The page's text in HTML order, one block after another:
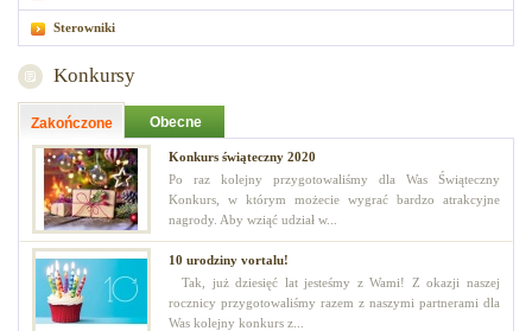
Sterowniki
Konkursy
Zakończone Obecne
Konkurs świąteczny 2020
Po raz kolejny przygotowaliśmy dla Was Świąteczny
Konkurs, w którym możecie wygrać bardzo atrakcyjne
nagrody. Aby wziąć udział w...
10 urodziny vortalu!
Tak, już dziesięć lat jesteśmy z Wami! Z okazji naszej
rocznicy przygotowaliśmy razem z naszymi partnerami dla
Was kolejny konkurs z...